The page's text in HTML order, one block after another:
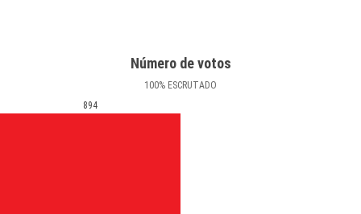
Número de votos
100% ESCRUTADO
894